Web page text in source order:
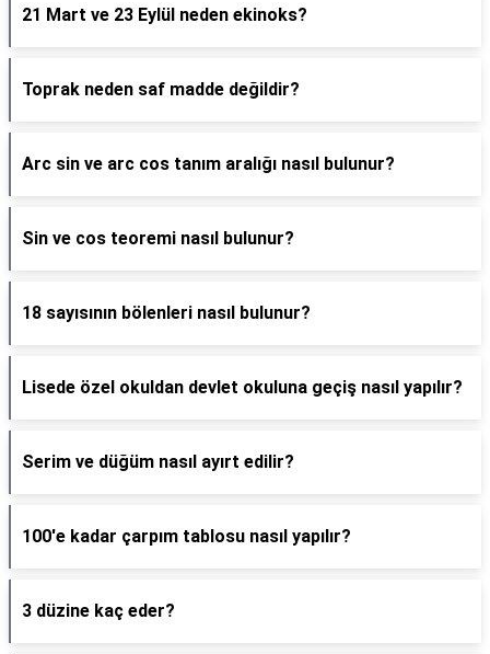
21 Mart ve 23 Eylül neden ekinoks?
Toprak neden saf madde değildir?
Arc sin ve arc cos tanım aralığı nasıl bulunur?
Sin ve cos teoremi nasıl bulunur?
18 sayısının bölenleri nasıl bulunur?
Lisede özel okuldan devlet okuluna geçiş nasıl yapılır?
Serim ve düğüm nasıl ayırt edilir?
100'e kadar çarpım tablosu nasıl yapılır?
3 düzine kaç eder?